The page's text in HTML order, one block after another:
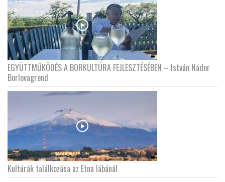
EGYÜTTMŰKÖDÉS A BORKULTÚRA FEJLESZTÉSÉBEN – István Nádor
Borlovagrend
Kultúrák találkozása az Etna lábánál